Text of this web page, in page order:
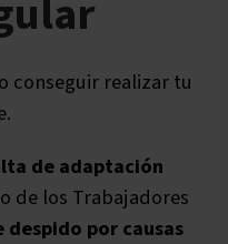
conseguir realizar tu
de adaptación
de los Trabajadores
despido por causas
sobrevenida
por despido